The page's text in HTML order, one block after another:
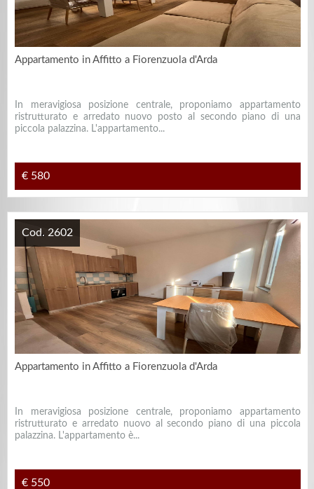
Appartamento in Affitto a Fiorenzuola d'Arda
In meravigiosa posizione centrale, proponiamo appartamento
ristrutturato e arredato nuovo posto al secondo piano di una
piccola palazzina. L'appartamento...
€ 580
Appartamento in Affitto a Fiorenzuola d'Arda
In meravigiosa posizione centrale, proponiamo appartamento
ristrutturato e arredato nuovo al secondo piano di una piccola
palazzina. L'appartamento è...
€ 550
Cod. 2602